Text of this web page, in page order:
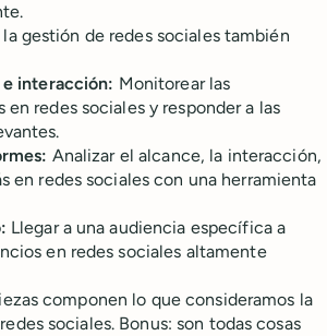
gestión de redes sociales también
e interacción: Monitorear las
en redes sociales y responder a las
Analizar el alcance, la interacción,
en redes sociales con una herramienta
Llegar a una audiencia específica a
en redes sociales altamente
componen lo que consideramos la
sociales. Bonus: son todas cosas